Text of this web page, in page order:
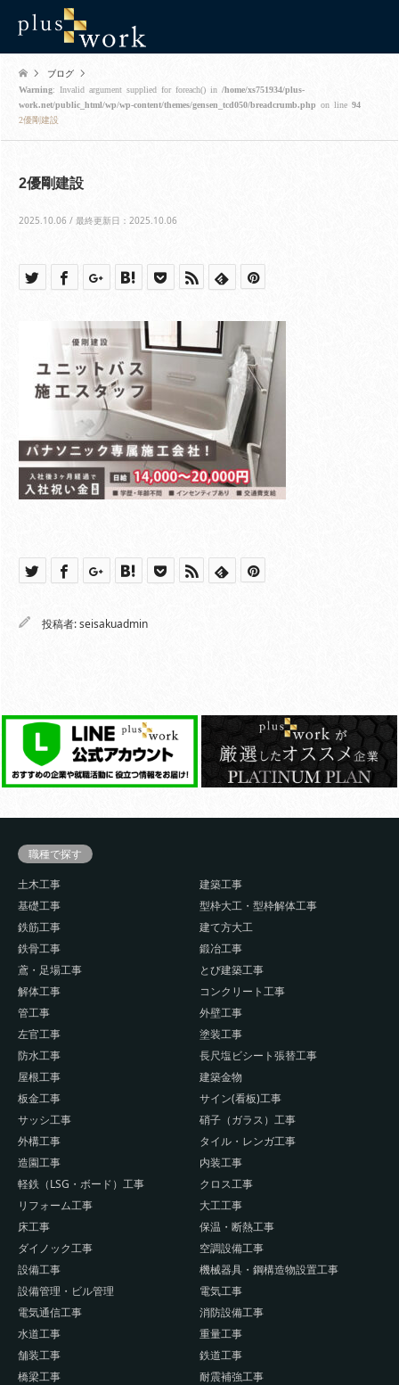
ブログ
Warning: Invalid argument supplied for foreach() in /home/xs751934/plus-
work.net/public_html/wp/wp-content/themes/gensen_tcd050/breadcrumb.php on line 94
2優剛建設
2優剛建設
2025.10.06 / 最終更新日：2025.10.06
投稿者:seisakuadmin
職種で探す
土木工事
建築工事
基礎工事
型枠大工・型枠解体工事
鉄筋工事
建て方大工
鉄骨工事
鍛冶工事
鳶・足場工事
とび建築工事
解体工事
コンクリート工事
管工事
外壁工事
左官工事
塗装工事
防水工事
長尺塩ビシート張替工事
屋根工事
建築金物
板金工事
サイン(看板)工事
サッシ工事
硝子（ガラス）工事
外構工事
タイル・レンガ工事
造園工事
内装工事
軽鉄（LSG・ボード）工事
クロス工事
リフォーム工事
大工工事
床工事
保温・断熱工事
ダイノック工事
空調設備工事
設備工事
機械器具・鋼構造物設置工事
設備管理・ビル管理
電気工事
電気通信工事
消防設備工事
水道工事
重量工事
舗装工事
鉄道工事
橋梁工事
耐震補強工事